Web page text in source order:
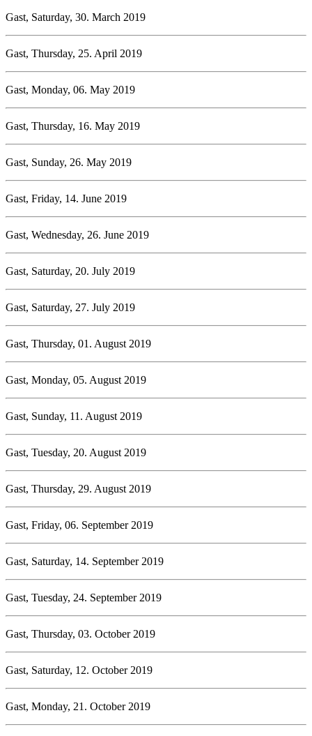
Gast, Saturday, 30. March 2019
Gast, Thursday, 25. April 2019
Gast, Monday, 06. May 2019
Gast, Thursday, 16. May 2019
Gast, Sunday, 26. May 2019
Gast, Friday, 14. June 2019
Gast, Wednesday, 26. June 2019
Gast, Saturday, 20. July 2019
Gast, Saturday, 27. July 2019
Gast, Thursday, 01. August 2019
Gast, Monday, 05. August 2019
Gast, Sunday, 11. August 2019
Gast, Tuesday, 20. August 2019
Gast, Thursday, 29. August 2019
Gast, Friday, 06. September 2019
Gast, Saturday, 14. September 2019
Gast, Tuesday, 24. September 2019
Gast, Thursday, 03. October 2019
Gast, Saturday, 12. October 2019
Gast, Monday, 21. October 2019